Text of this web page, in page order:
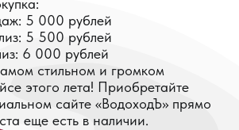
5 000 рублей
5 500 рублей
6 000 рублей
стильном и громком
этого лета! Приобретайте
сайте «ВодоходЪ» прямо
еще есть в наличии.